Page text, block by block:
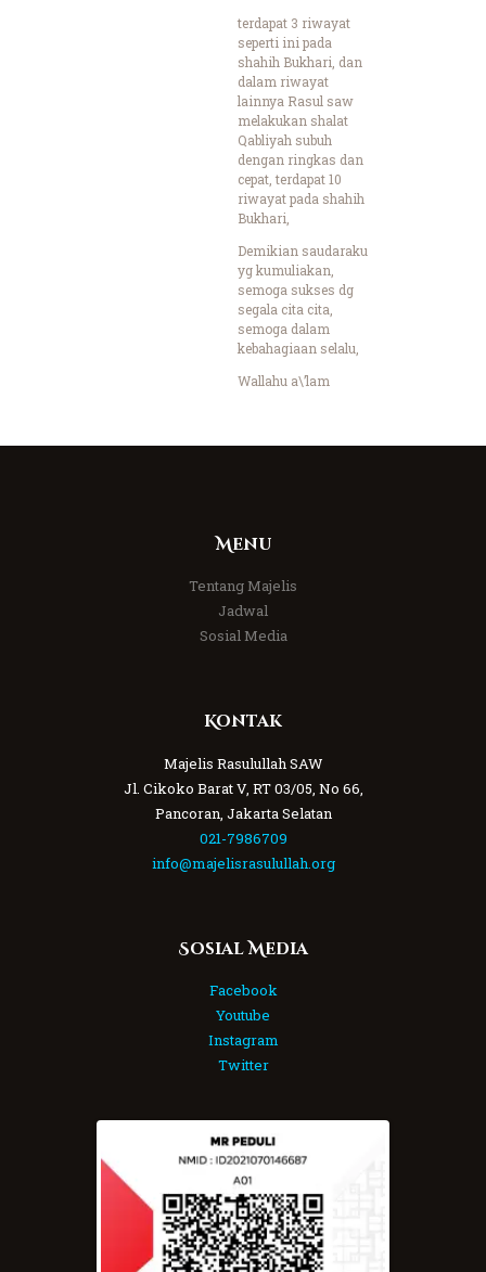
terdapat 3 riwayat
seperti ini pada
shahih Bukhari, dan
dalam riwayat
lainnya Rasul saw
melakukan shalat
Qabliyah subuh
dengan ringkas dan
cepat, terdapat 10
riwayat pada shahih
Bukhari,
Demikian saudaraku
yg kumuliakan,
semoga sukses dg
segala cita cita,
semoga dalam
kebahagiaan selalu,
Wallahu a\’lam
Menu
Tentang Majelis
Jadwal
Sosial Media
Kontak
Majelis Rasulullah SAW
Jl. Cikoko Barat V, RT 03/05, No 66,
Pancoran, Jakarta Selatan
021-7986709
info@majelisrasulullah.org
Sosial Media
Facebook
Youtube
Instagram
Twitter